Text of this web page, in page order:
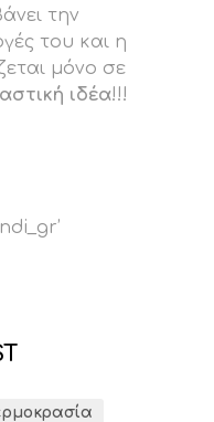
την
του και η
μόνο σε
ιδέα!!!